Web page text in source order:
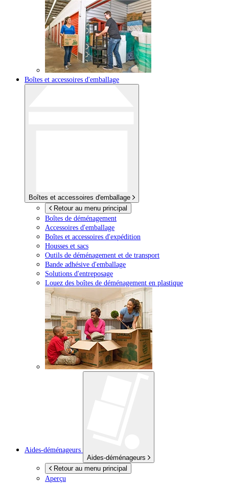
Boîtes et accessoires d'emballage
Boîtes et accessoires d'emballage
Retour au menu principal
Boîtes de déménagement
Accessoires d'emballage
Boîtes et accessoires d'expédition
Housses et sacs
Outils de déménagement et de transport
Bande adhésive d'emballage
Solutions d'entreposage
Louez des boîtes de déménagement en plastique
Aides-déménageurs
Aides-déménageurs
Retour au menu principal
Aperçu